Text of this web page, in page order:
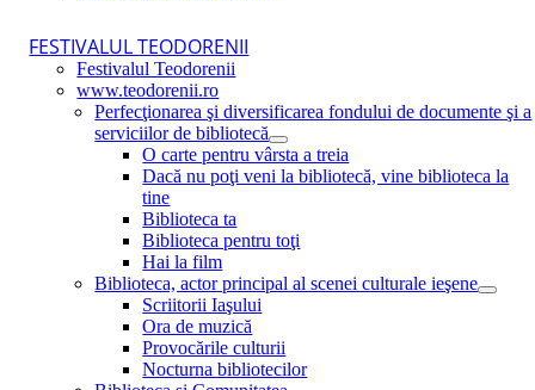
FESTIVALUL TEODORENII
Festivalul Teodorenii
www.teodorenii.ro
Perfecţionarea şi diversificarea fondului de documente şi a
serviciilor de bibliotecă
O carte pentru vârsta a treia
Dacă nu poţi veni la bibliotecă, vine biblioteca la
tine
Biblioteca ta
Biblioteca pentru toţi
Hai la film
Biblioteca, actor principal al scenei culturale ieşene
Scriitorii Iaşului
Ora de muzică
Provocările culturii
Nocturna bibliotecilor